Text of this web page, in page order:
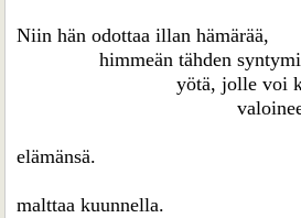
Niin hän odottaa illan hämärää,
himmeän tähden
yötä, jolle voi
valoineen ja
elämänsä.
malttaa kuunnella.